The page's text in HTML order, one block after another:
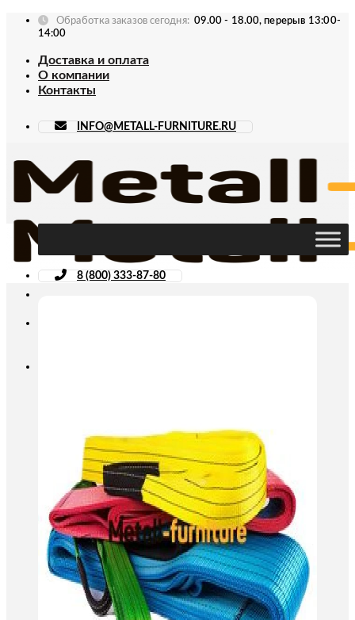
Skip
Обработка заказов сегодня: 09.00 - 18.00, перерыв 13:00-
14:00
Доставка и оплата
О компании
Контакты
INFO@METALL-FURNITURE.RU
8 (800) 333-87-80